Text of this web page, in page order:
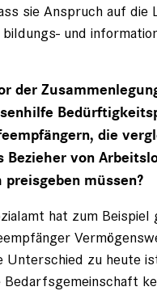
sie Anspruch auf die
und
der
die
Bezieher von
preisgeben müssen?
hat zum
Unterschied zu heute
Bedarfsgemeinschaft